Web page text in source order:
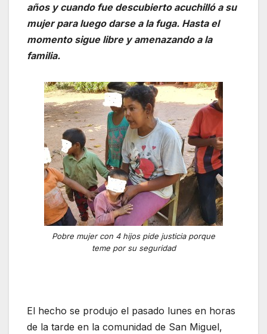
años y cuando fue descubierto acuchilló a su
mujer para luego darse a la fuga. Hasta el
momento sigue libre y amenazando a la
familia.
Pobre mujer con 4 hijos pide justicia porque
teme por su seguridad
El hecho se produjo el pasado lunes en horas
de la tarde en la comunidad de San Miguel,